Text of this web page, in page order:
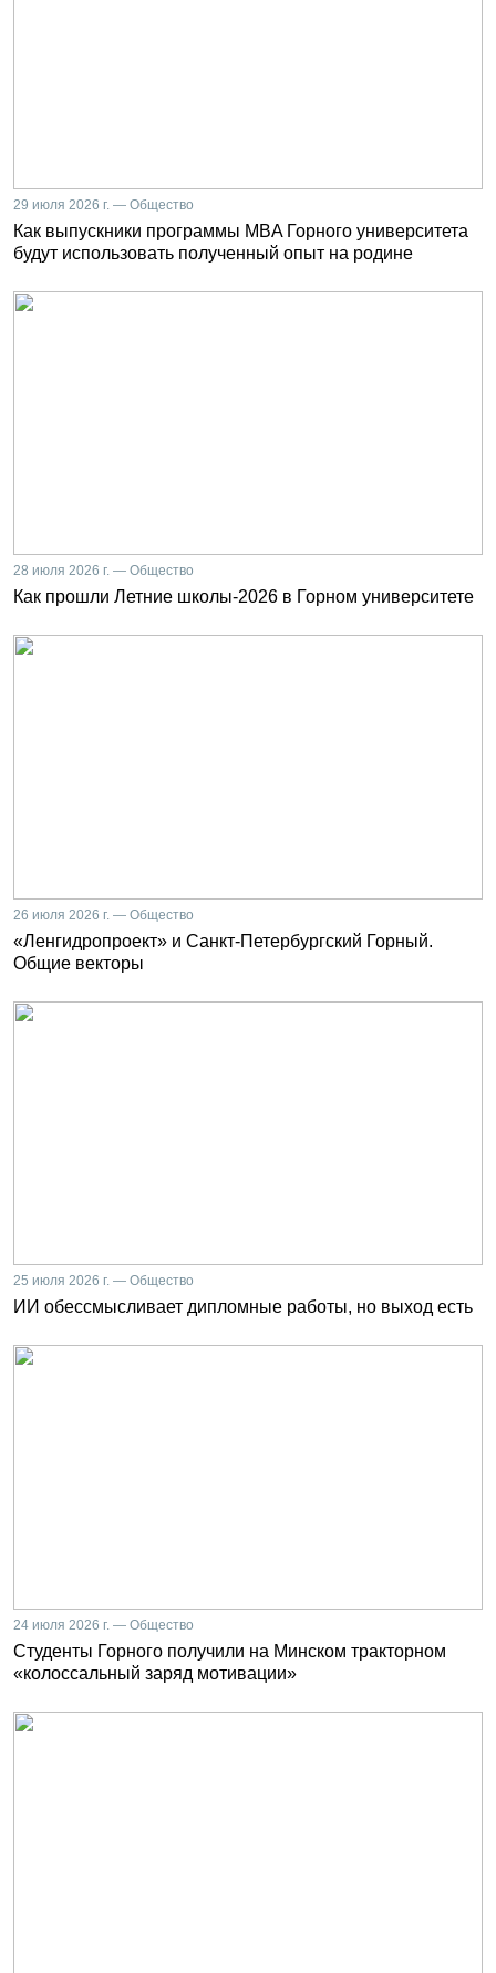
29 июля 2026 г. — Общество
Как выпускники программы MBA Горного университета
будут использовать полученный опыт на родине
28 июля 2026 г. — Общество
Как прошли Летние школы-2026 в Горном университете
26 июля 2026 г. — Общество
«Ленгидропроект» и Санкт-Петербургский Горный.
Общие векторы
25 июля 2026 г. — Общество
ИИ обессмысливает дипломные работы, но выход есть
24 июля 2026 г. — Общество
Студенты Горного получили на Минском тракторном
«колоссальный заряд мотивации»